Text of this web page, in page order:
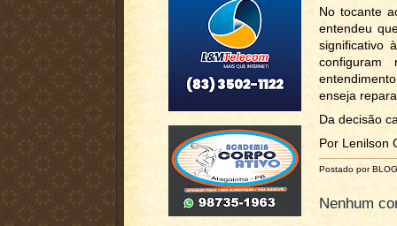
No tocante
entendeu
significativo
enseja
Da decisão
Por Lenilson
Postado por
Nenhum